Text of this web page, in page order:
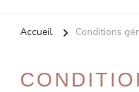
Accueil Conditions